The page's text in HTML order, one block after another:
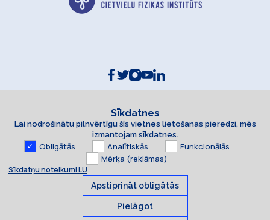
Kontakti un rekvizīti
Piekļūstamības paziņojums
Sīkdatnes
Lai nodrošinātu pilnvērtīgu šīs vietnes lietošanas pieredzi, mēs
izmantojam sīkdatnes.
Obligātās Analītiskās
Funkcionālās
Mērķa (reklāmas)
Sīkdatņu noteikumi LU
Apstiprināt obligātās
Pielāgot